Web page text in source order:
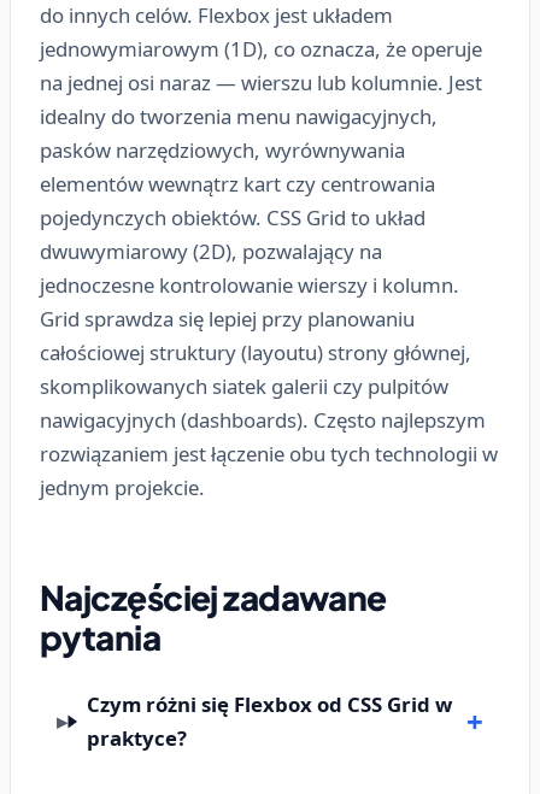
do innych celów. Flexbox jest układem
jednowymiarowym (1D), co oznacza, że operuje
na jednej osi naraz — wierszu lub kolumnie. Jest
idealny do tworzenia menu nawigacyjnych,
pasków narzędziowych, wyrównywania
elementów wewnątrz kart czy centrowania
pojedynczych obiektów. CSS Grid to układ
dwuwymiarowy (2D), pozwalający na
jednoczesne kontrolowanie wierszy i kolumn.
Grid sprawdza się lepiej przy planowaniu
całościowej struktury (layoutu) strony głównej,
skomplikowanych siatek galerii czy pulpitów
nawigacyjnych (dashboards). Często najlepszym
rozwiązaniem jest łączenie obu tych technologii w
jednym projekcie.
Najczęściej zadawane
pytania
Czym różni się Flexbox od CSS Grid w
praktyce?